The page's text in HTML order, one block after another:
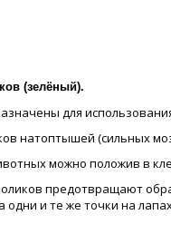
(зелёный).
для
натоптышей (сильных
можно положив в
предотвращают
одни и те же точки на